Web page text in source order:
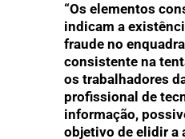
“Os elementos
indicam a
fraude no
consistente na
os trabalhadores
profissional de
informação,
objetivo de elidir a